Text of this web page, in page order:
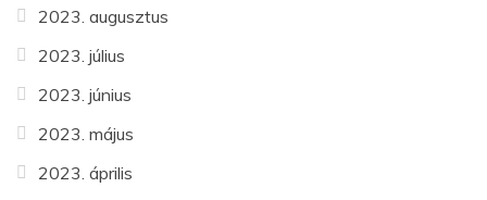
2023. augusztus
2023. július
2023. június
2023. május
2023. április